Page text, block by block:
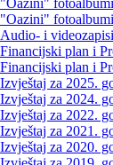
"Oazini"
"Oazini"
Audio- i
Financijski plan i
Financijski plan i
Izvještaj za 2025.
Izvještaj za 2024.
Izvještaj za 2022.
Izvještaj za 2021.
Izvještaj za 2020.